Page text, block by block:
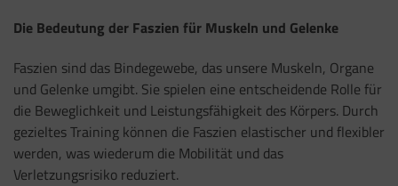
Die Bedeutung der Faszien für Muskeln und Gelenke
Faszien sind das Bindegewebe, das unsere Muskeln, Organe
und Gelenke umgibt. Sie spielen eine entscheidende Rolle für
die Beweglichkeit und Leistungsfähigkeit des Körpers. Durch
gezieltes Training können die Faszien elastischer und flexibler
werden, was wiederum die Mobilität und das
Verletzungsrisiko reduziert.